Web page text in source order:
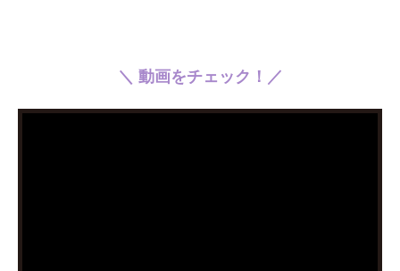
＼ 動画をチェック！／